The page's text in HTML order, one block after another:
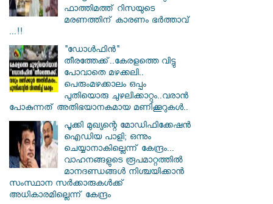
ഫാത്തിമത്ത് റിസയുടെ
മരണത്തിന് കാരണം ഭർത്താവ്
...!!
"ഡോൾഫിൻ"
തീരത്തേക്ക്..കേരളത്തെ വിട്ടു
പോവാതെ മഴക്കലി..
പെരുംമഴക്കാലം ഒപ്പം
പുതിയൊരു ചുഴലിക്കാറ്റും..വരാൻ
പോകുന്നത് അതിഭയാനകമായ മണിക്കൂറുകൾ..
പൂക്കി മുഖ്യന്റെ മോഡിഫിക്കേഷൻ
ഐഡിയ പാളി; ഒന്നും
ചെയ്യാനാകില്ലെന്ന് കേന്ദ്രം...
വാഹനങ്ങളുടെ രൂപമാറ്റത്തില്‍
മാനദണ്ഡങ്ങള്‍ നിശ്ചയിക്കാന്‍
സംസ്ഥാന സര്‍ക്കാരുകള്‍ക്ക്
അധികാരമില്ലെന്ന് കേന്ദ്രം